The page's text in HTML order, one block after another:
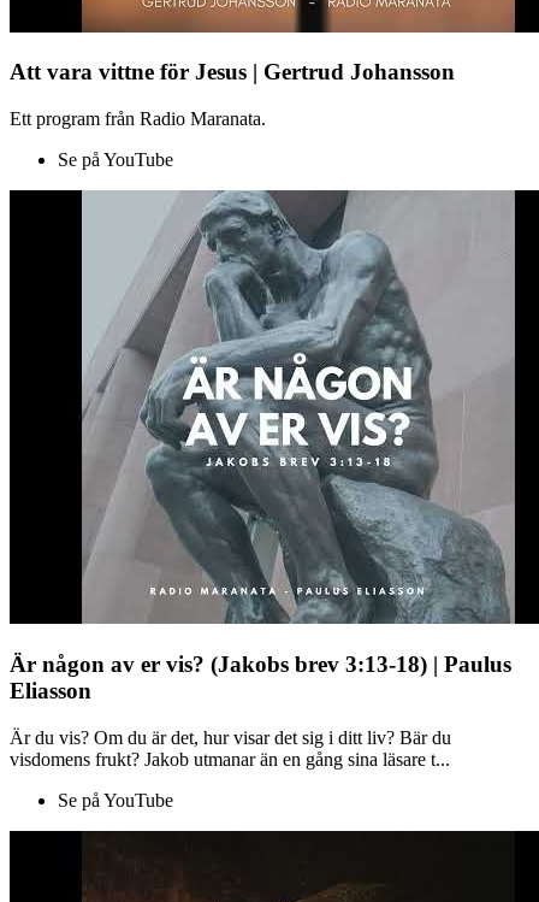
Att vara vittne för Jesus | Gertrud Johansson
Ett program från Radio Maranata.
Se på YouTube
Är någon av er vis? (Jakobs brev 3:13-18) | Paulus
Eliasson
Är du vis? Om du är det, hur visar det sig i ditt liv? Bär du
visdomens frukt? Jakob utmanar än en gång sina läsare t...
Se på YouTube